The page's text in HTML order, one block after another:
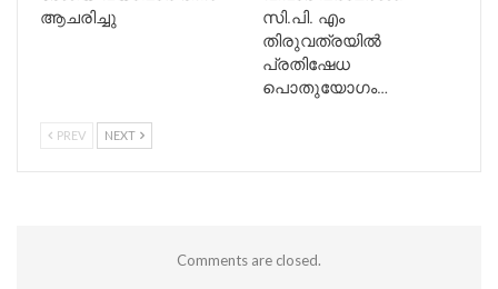
ആചരിച്ചു
സി.പി. എം
തിരുവത്രയിൽ
പ്രതിഷേധ
പൊതുയോഗം…
PREV NEXT
Comments are closed.